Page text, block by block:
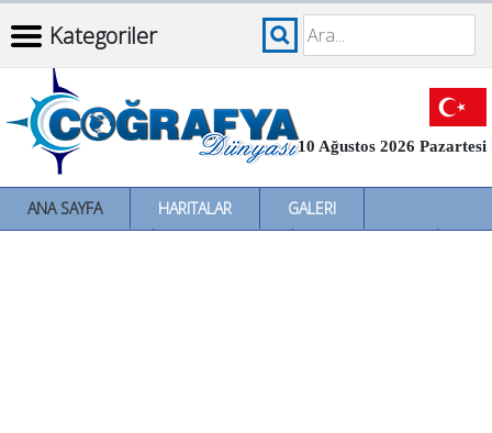
Kategoriler
10 Ağustos 2026 Pazartesi
ANA SAYFA HARITALAR
GALERI